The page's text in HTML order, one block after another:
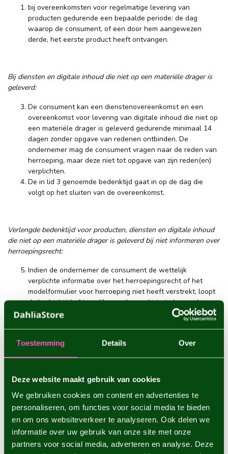
Toestemming Details Over
Deze website maakt gebruik van cookies
We gebruiken cookies om content en advertenties te
personaliseren, om functies voor social media te bieden
en om ons websiteverkeer te analyseren. Ook delen we
informatie over uw gebruik van onze site met onze
partners voor social media, adverteren en analyse. Deze
bij overeenkomsten voor regelmatige levering van
producten gedurende een bepaalde periode: de dag
waarop de consument, of een door hem aangewezen
derde, het eerste product heeft ontvangen.
Bij diensten en digitale inhoud die niet op een materiële drager is
geleverd:
De consument kan een dienstenovereenkomst en een
overeenkomst voor levering van digitale inhoud die niet op
een materiële drager is geleverd gedurende minimaal 14
dagen zonder opgave van redenen ontbinden. De
ondernemer mag de consument vragen naar de reden van
herroeping, maar deze niet tot opgave van zijn reden(en)
verplichten.
De in lid 3 genoemde bedenktijd gaat in op de dag die
volgt op het sluiten van de overeenkomst.
Verlengde bedenktijd voor producten, diensten en digitale inhoud
die niet op een materiële drager is geleverd bij niet informeren over
herroepingsrecht:
Indien de ondernemer de consument de wettelijk
verplichte informatie over het herroepingsrecht of het
modelformulier voor herroeping niet heeft verstrekt, loopt
de bedenktijd af twaalf maanden na het einde van de
oorspronkelijke, overeenkomstig de vorige leden van dit
informatie aan de consument heeft verstrekt binnen twaalf
maanden na de ingangsdatum van de oorspronkelijke
waarop de consument die informatie heeft ontvangen.
Artikel 7
Verplichtingen van de consument tijdens de
bedenktijd
Tijdens de bedenktijd zal de consument zorgvuldig omgaan